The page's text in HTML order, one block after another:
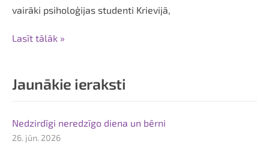
Jaunākie ieraksti
Nedzirdīgi neredzīgo diena un bērni
26. jūn. 2026
vairāki psiholoģijas studenti Krievijā,
Lasīt tālāk »